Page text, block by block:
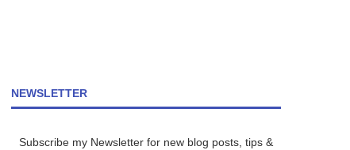
NEWSLETTER
Subscribe my Newsletter for new blog posts, tips &